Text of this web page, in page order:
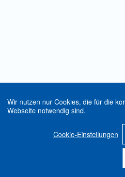
Wir nutzen nur Cookies, die für die
Webseite notwendig sind.
Cookie-Einstellungen